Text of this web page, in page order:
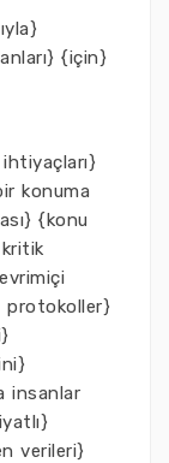
{için}
konuma
{konu
protokoller}
insanlar
verileri}